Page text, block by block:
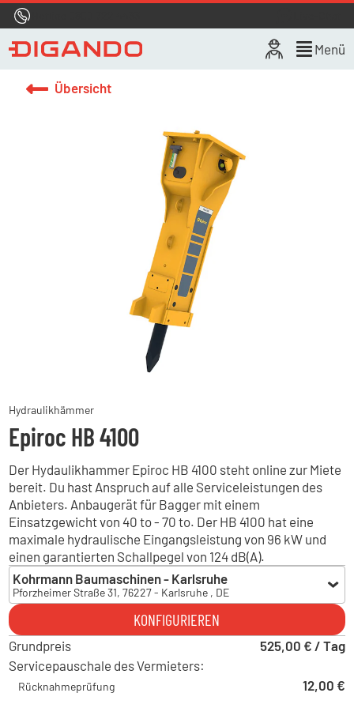
Menü
Übersicht
Hydraulikhämmer
Epiroc HB 4100
Der Hydaulikhammer Epiroc HB 4100 steht online zur Miete
bereit. Du hast Anspruch auf alle Serviceleistungen des
Anbieters. Anbaugerät für Bagger mit einem
Einsatzgewicht von 40 to - 70 to. Der HB 4100 hat eine
maximale hydraulische Eingangsleistung von 96 kW und
einen garantierten Schallpegel von 124 dB(A).
Kohrmann Baumaschinen - Karlsruhe
Pforzheimer Straße 31, 76227 - Karlsruhe , DE
Kohrmann Baumaschinen - Karlsruhe
Pforzheimer Straße 31, 76227 - Karlsruhe , DE
Kohrmann Baumaschinen - Albbruck
Gewerbestraße 32, 79774 - Albbruck , DE
Hoch Baumaschinen - Freiburg
Siemenstraße 6, 79108 - Freiburg im Breisgau , DE
KONFIGURIEREN
Grundpreis
525,00 € / Tag
Servicepauschale des Vermieters:
Rücknahmeprüfung 12,00 €